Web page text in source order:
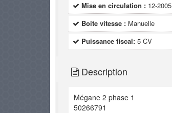
Mise en circulation : 12-2005
Boite vitesse : Manuelle
Puissance fiscal: 5 CV
Description
Mégane 2 phase 1
50266791